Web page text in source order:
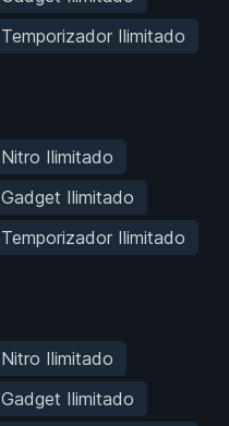
Temporizador Ilimitado
Nitro Ilimitado
Gadget Ilimitado
Temporizador Ilimitado
Nitro Ilimitado
Gadget Ilimitado